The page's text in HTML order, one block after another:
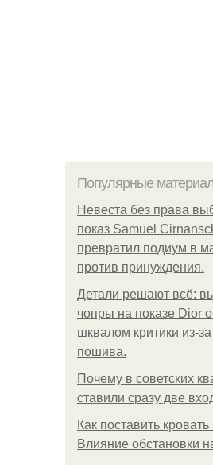
Популярные
Невеста без права
показ Samuel
превратил подиум в
против принуждения.
Детали решают всё:
чопры на показе Dior
шквалом критики из-
пошива.
Почему в советских
ставили сразу две
Как поставить
Влияние обстановки